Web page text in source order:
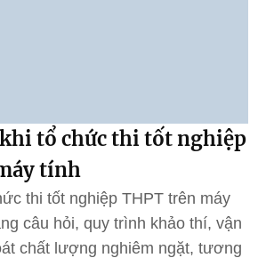
tổ chức thi tốt nghiệp
tính
thi tốt nghiệp THPT trên máy
câu hỏi, quy trình khảo thí, vận
chất lượng nghiêm ngặt, tương